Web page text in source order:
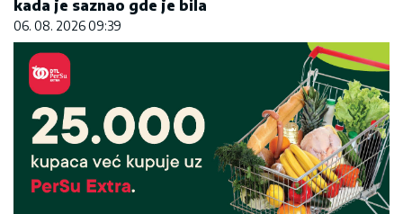
kada je saznao gde je bila
06. 08. 2026 09:39